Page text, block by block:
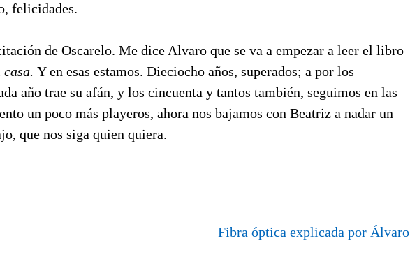
felicidades.
de Oscarelo. Me dice Alvaro que se va a empezar a leer el libro
casa. Y en esas estamos. Dieciocho años, superados; a por los
año trae su afán, y los cincuenta y tantos también, seguimos en las
un poco más playeros, ahora nos bajamos con Beatriz a nadar un
que nos siga quien quiera.
Fibra óptica explicada por Álvaro